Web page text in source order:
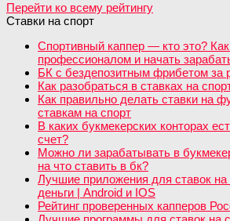
Перейти ко всему рейтингу
Ставки на спорт
Спортивный каппер — кто это? Как
профессионалом и начать
БК с бездепозитным фрибетом за
Как разобраться в ставках на
Как правильно делать ставки на
ставкам на спорт
В каких букмекерских конторах
счет?
Можно ли зарабатывать в
на что ставить в бк?
Лучшие приложения для ставок
деньги | Android и IOS
Рейтинг проверенных капперов